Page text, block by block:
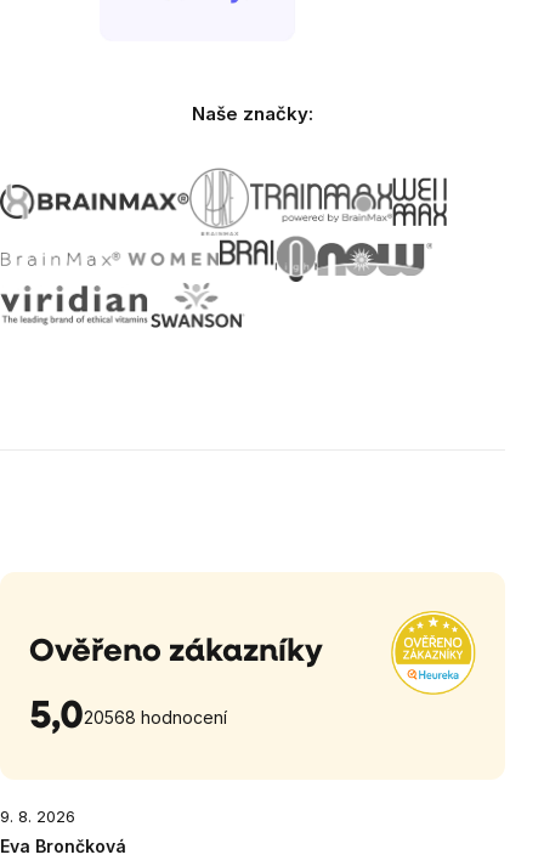
Naše značky:
Ověřeno zákazníky
5,020568 hodnocení
9. 8. 2026
Eva Brončková